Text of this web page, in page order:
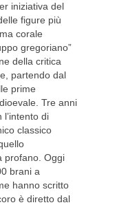
iniziativa del
figure più
corale
gregoriano”
della critica
partendo dal
prime
Tre anni
l’intento di
classico
profano. Oggi
brani a
hanno scritto
è diretto dal